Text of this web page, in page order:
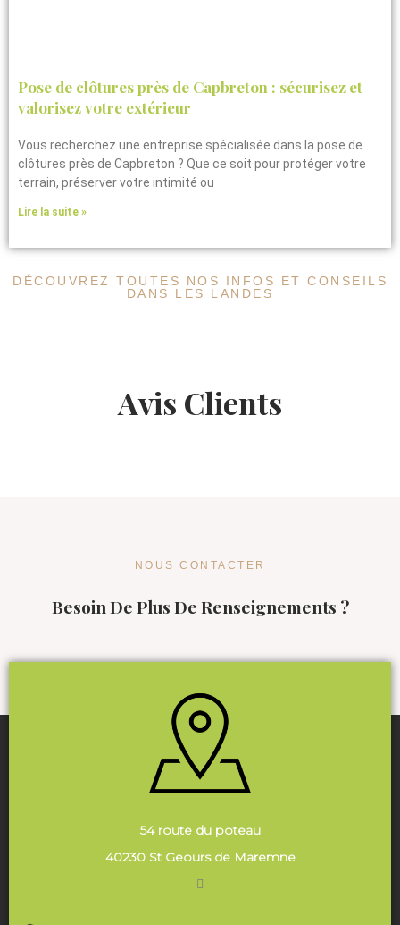
Pose de clôtures près de Capbreton : sécurisez et
valorisez votre extérieur
Vous recherchez une entreprise spécialisée dans la pose de
clôtures près de Capbreton ? Que ce soit pour protéger votre
terrain, préserver votre intimité ou
Lire la suite »
DÉCOUVREZ TOUTES NOS INFOS ET CONSEILS
DANS LES LANDES
Avis Clients
NOUS CONTACTER
Besoin De Plus De Renseignements ?
54 route du poteau
40230 St Geours de Maremne